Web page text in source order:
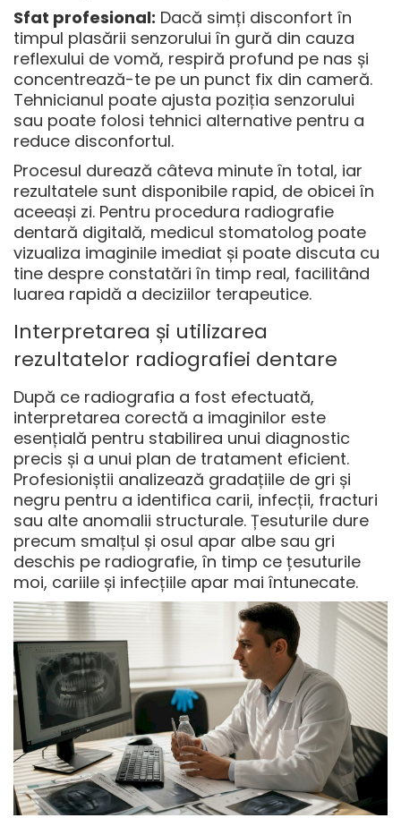
Sfat profesional: Dacă simți disconfort în
timpul plasării senzorului în gură din cauza
reflexului de vomă, respiră profund pe nas și
concentrează-te pe un punct fix din cameră.
Tehnicianul poate ajusta poziția senzorului
sau poate folosi tehnici alternative pentru a
reduce disconfortul.
Procesul durează câteva minute în total, iar
rezultatele sunt disponibile rapid, de obicei în
aceeași zi. Pentru procedura radiografie
dentară digitală, medicul stomatolog poate
vizualiza imaginile imediat și poate discuta cu
tine despre constatări în timp real, facilitând
luarea rapidă a deciziilor terapeutice.
Interpretarea și utilizarea
rezultatelor radiografiei dentare
După ce radiografia a fost efectuată,
interpretarea corectă a imaginilor este
esențială pentru stabilirea unui diagnostic
precis și a unui plan de tratament eficient.
Profesioniștii analizează gradațiile de gri și
negru pentru a identifica carii, infecții, fracturi
sau alte anomalii structurale. Țesuturile dure
precum smalțul și osul apar albe sau gri
deschis pe radiografie, în timp ce țesuturile
moi, cariile și infecțiile apar mai întunecate.